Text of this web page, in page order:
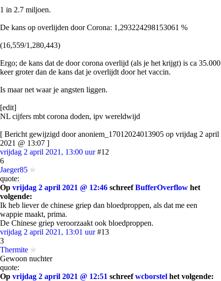
1 in 2.7 miljoen.
De kans op overlijden door Corona: 1,293224298153061 %
(16,559/1,280,443)
Ergo; de kans dat de door corona overlijd (als je het krijgt) is ca 35.000
keer groter dan de kans dat je overlijdt door het vaccin.
Is maar net waar je angsten liggen.
[edit]
NL cijfers mbt corona doden, ipv wereldwijd
[ Bericht gewijzigd door anoniem_17012024013905 op vrijdag 2 april
2021 @ 13:07 ]
vrijdag 2 april 2021, 13:00 uur #12
6
Jaeger85
quote:
Op vrijdag 2 april 2021 @ 12:46 schreefBufferOverflow het
volgende:
Ik heb liever de chinese griep dan bloedproppen, als dat me een
wappie maakt, prima.
De Chinese griep veroorzaakt ook bloedproppen.
vrijdag 2 april 2021, 13:01 uur #13
3
Thermite
Gewoon nuchter
quote:
Op vrijdag 2 april 2021 @ 12:51 schreefwcborstel het volgende: